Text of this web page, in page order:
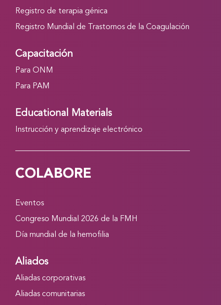
Registro de terapia génica
Registro Mundial de Trastornos de la Coagulación
Capacitación
Para ONM
Para PAM
Educational Materials
Instrucción y aprendizaje electrónico
COLABORE
Eventos
Congreso Mundial 2026 de la FMH
Día mundial de la hemofilia
Aliados
Aliadas corporativas
Aliadas comunitarias